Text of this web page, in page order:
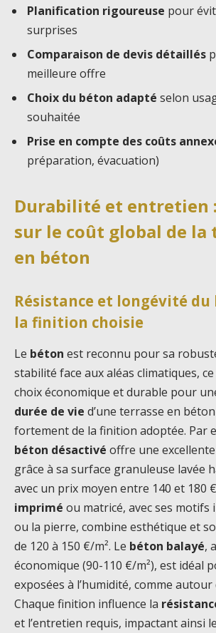
Planification rigoureuse pour
surprises
Comparaison de devis détaillés
meilleure offre
Choix du béton adapté selon
souhaitée
Prise en compte des coûts
préparation, évacuation)
Durabilité et entretien
sur le coût global de la
en béton
Résistance et longévité du
la finition choisie
Le béton est reconnu pour sa
stabilité face aux aléas climatiques,
choix économique et durable pour
durée de vie d’une terrasse en
fortement de la finition adoptée. Par
béton désactivé offre une
grâce à sa surface granuleuse lavée
avec un prix moyen entre 140 et 180
imprimé ou matricé, avec ses motifs
ou la pierre, combine esthétique et
de 120 à 150 €/m². Le béton balayé,
économique (90-110 €/m²), est idéal
exposées à l’humidité, comme autour
Chaque finition influence la
et l’entretien requis, impactant ainsi le